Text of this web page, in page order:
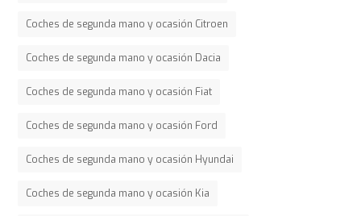
Coches de segunda mano y ocasión Citroen
Coches de segunda mano y ocasión Dacia
Coches de segunda mano y ocasión Fiat
Coches de segunda mano y ocasión Ford
Coches de segunda mano y ocasión Hyundai
Coches de segunda mano y ocasión Kia